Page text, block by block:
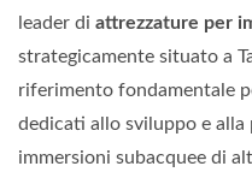
leader di attrezzature per
strategicamente situato a
riferimento fondamentale
dedicati allo sviluppo e
immersioni subacquee di